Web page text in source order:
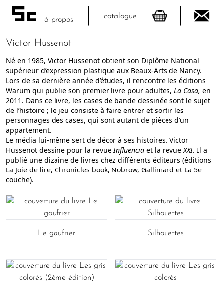
à propos catalogue
Victor Hussenot
Né en 1985, Victor Hussenot obtient son Diplôme National
supérieur d’expression plastique aux Beaux-Arts de Nancy.
Lors de sa dernière année d’études, il rencontre les éditions
Warum qui publie son premier livre pour adultes, La Casa, en
2011. Dans ce livre, les cases de bande dessinée sont le sujet
de l’histoire ; le jeu consiste à faire entrer et sortir les
personnages des cases, qui sont autant de pièces d’un
appartement.
Le média lui-même sert de décor à ses histoires. Victor
Hussenot dessine pour la revueInfluencia et la revueXXI. Il a
publié une dizaine de livres chez différents éditeurs (éditions
La Joie de lire, Chronicles book, Nobrow, Gallimard et La 5e
couche).
Le gaufrier Silhouettes